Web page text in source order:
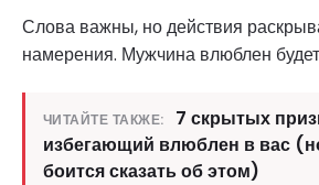
Слова важны, но действия
намерения. Мужчина влюблен
ЧИТАЙТЕ ТАКЖЕ:
7 скрытых
избегающий влюблен в вас
боится сказать об этом)